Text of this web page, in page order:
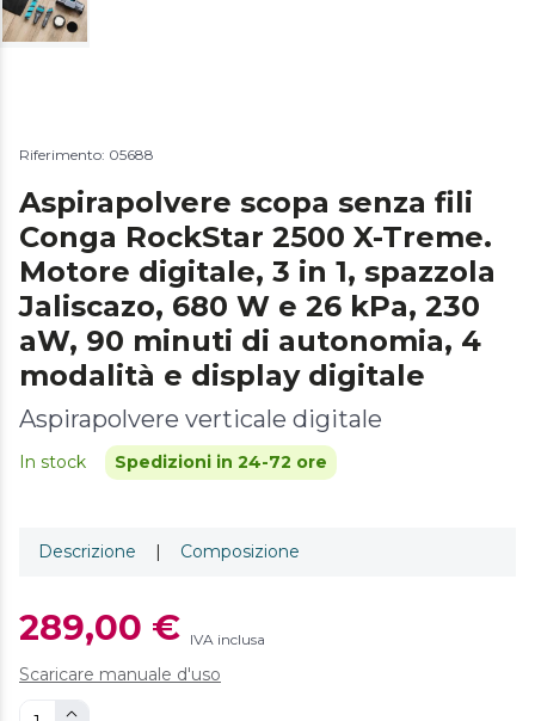
Riferimento: 05688
Aspirapolvere scopa senza fili
Conga RockStar 2500 X-Treme.
Motore digitale, 3 in 1, spazzola
Jaliscazo, 680 W e 26 kPa, 230
aW, 90 minuti di autonomia, 4
modalità e display digitale
Aspirapolvere verticale digitale
In stock Spedizioni in 24-72 ore
Descrizione | Composizione
289,00 € IVA inclusa
Scaricare manuale d'uso